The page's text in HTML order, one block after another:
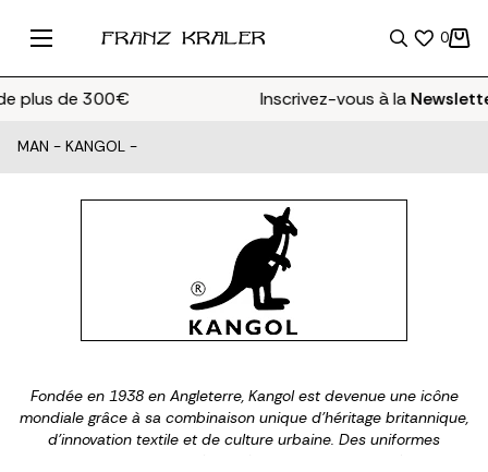
0
de 300€ Inscrivez-vous à laNewsletter
MAN - KANGOL -
Fondée en 1938 en Angleterre, Kangol est devenue une icône
mondiale grâce à sa combinaison unique d’héritage britannique,
d’innovation textile et de culture urbaine. Des uniformes